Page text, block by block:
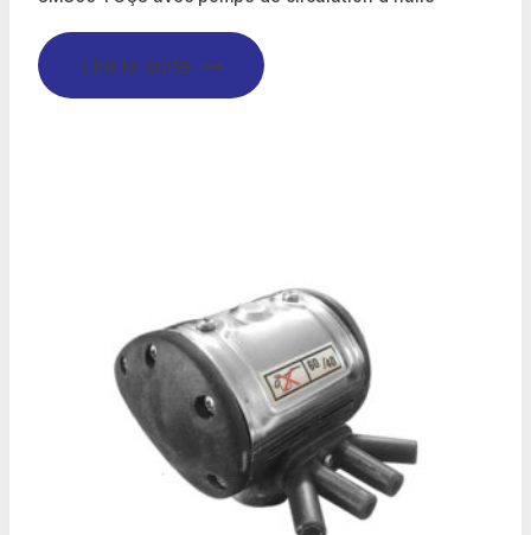
Lire la suite